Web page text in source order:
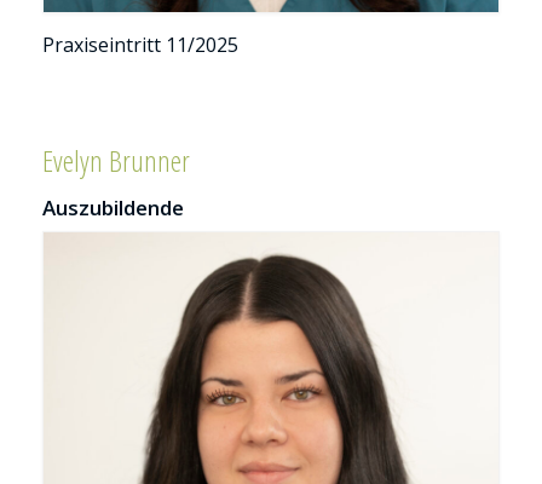
Pra­xis­ein­tritt 11/2025
Evelyn Brunner
Auszubildende